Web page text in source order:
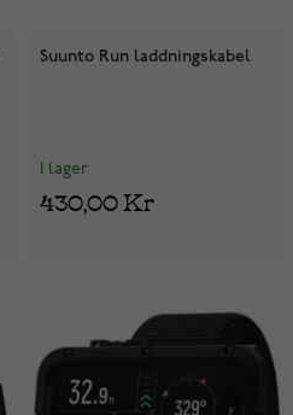
Suunto Run laddningskabel
I lager
430,00 Kr